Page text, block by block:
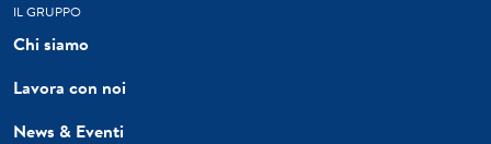
IL GRUPPO
Chi siamo
Lavora con noi
News & Eventi